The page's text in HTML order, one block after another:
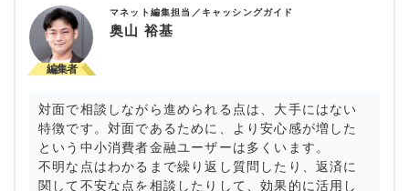
マネット編集担当／キャッシングガイド
奥山 裕基
対面で相談しながら進められる点は、大手にはない
特徴です。対面であるために、より安心感が増した
という中小消費者金融ユーザーは多くいます。
不明な点はわかるまで繰り返し質問したり、返済に
関して不安な点を相談したりして、効果的に活用し